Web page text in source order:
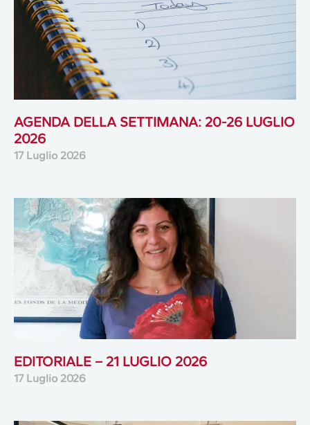
AGENDA DELLA SETTIMANA: 20-26 LUGLIO
2026
17 Luglio 2026
EDITORIALE – 21 LUGLIO 2026
17 Luglio 2026